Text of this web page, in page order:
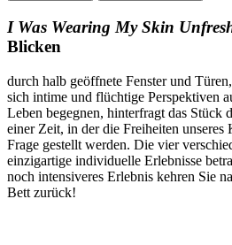
I Was Wearing My Skin
Blicken
durch halb geöffnete Fenster und
sich intime und flüchtige Perspektiven
Leben begegnen, hinterfragt das Stück
einer Zeit, in der die Freiheiten unseres
Frage gestellt werden. Die vier
einzigartige individuelle Erlebnisse
noch intensiveres Erlebnis kehren Sie
Bett zurück!